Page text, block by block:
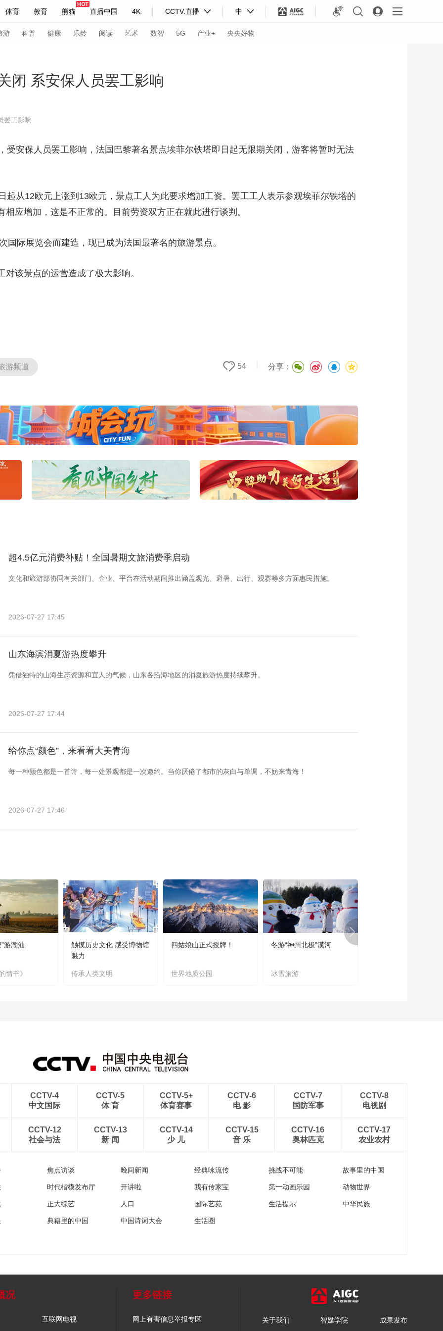
体育 教育 熊猫 直播中国 4K CCTV.直播 中
妙语 热解读 天天学习
持人 下载央视影音
游 科普 健康 乐龄 阅读 艺术 数智 5G 产业+ 央央好物
道 VR/AR 4K专区 全景新闻
奥会 CBA NBA 中超 国足 国际足球 网球 综合体育 亚冬会
体育江湖 文化体育 冰雪道路 足球道路
央博 非遗 文化 旅游 科普 健康 乐龄 阅读
闭 系安保人员罢工影响
罢工影响
保人员罢工影响，法国巴黎著名景点埃菲尔铁塔即日起无限期关闭，游客将暂时无法
12欧元上涨到13欧元，景点工人为此要求增加工资。罢工工人表示参观埃菲尔铁塔的
应增加，这是不正常的。目前劳资双方正在就此进行谈判。
展览会而建造，现已成为法国最著名的旅游景点。
景点的运营造成了极大影响。
游频道 分享：
54
超4.5亿元消费补贴！全国暑期文旅消费季启动
文化和旅游部协同有关部门、企业、平台在活动期间推出涵盖观光、避暑、出行、观赛等多方面惠民措施。
2026-07-27 17:45
山东海滨消夏游热度攀升
凭借独特的山海生态资源和宜人的气候，山东各沿海地区的消夏旅游热度持续攀升。
2026-07-27 17:44
给你点“颜色”，来看看大美青海
每一种颜色都是一首诗，每一处景观都是一次邀约。当你厌倦了都市的灰白与单调，不妨来青海！
2026-07-27 17:46
游潮汕
情书》
触摸历史文化 感受博物馆
魅力
传承人类文明
四姑娘山正式授牌！
世界地质公园
冬游“神州北极”漠河
冰雪旅游
CCTV-4
中文国际
CCTV-5
体 育
CCTV-5+
体育赛事
CCTV-6
电 影
CCTV-7
国防军事
CCTV-8
电视剧
CCTV-12
社会与法
CCTV-13
新 闻
CCTV-14
少 儿
CCTV-15
音 乐
CCTV-16
奥林匹克
CCTV-17
农业农村
焦点访谈 晚间新闻 经典咏流传 挑战不可能 故事里的中国
时代楷模发布厅 开讲啦 我有传家宝 第一动画乐园 动物世界
正大综艺 人口 国际艺苑 生活提示 中华民族
典籍里的中国 中国诗词大会 生活圈
况
互联网电视
更多链接
网上有害信息举报专区 关于我们 智媒学院
成果发布